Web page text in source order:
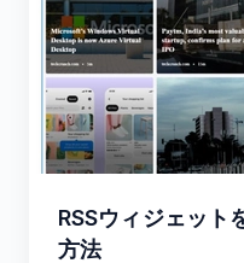
RSSウィジェッ
方法